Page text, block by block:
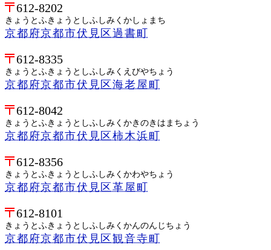
612-8202
きょうとふきょうとしふしみくかしょまち
京都府京都市伏見区過書町
612-8335
きょうとふきょうとしふしみくえびやちょう
京都府京都市伏見区海老屋町
612-8042
きょうとふきょうとしふしみくかきのきはまちょう
京都府京都市伏見区柿木浜町
612-8356
きょうとふきょうとしふしみくかわやちょう
京都府京都市伏見区革屋町
612-8101
きょうとふきょうとしふしみくかんのんじちょう
京都府京都市伏見区観音寺町